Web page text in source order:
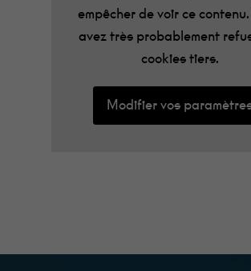
empêcher de voir ce
avez très probablement
cookies tiers.
Modifier vos